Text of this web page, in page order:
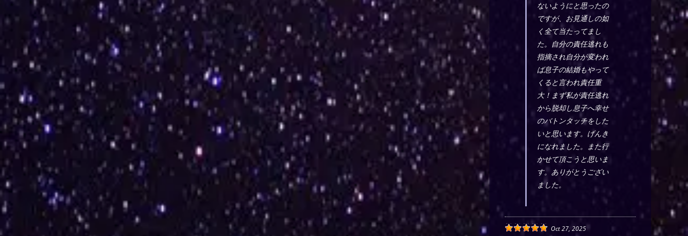
ないようにと思ったの
ですが、お見通しの如
く全て当たってまし
た。自分の責任逃れも
指摘され自分が変われ
ば息子の結婚もやって
くると言われ責任重
大！まず私が責任逃れ
から脱却し息子へ幸せ
のバトンタッチをした
いと思います。げんき
になれました。また行
かせて頂こうと思いま
す。ありがとうござい
ました。
Oct 27, 2025